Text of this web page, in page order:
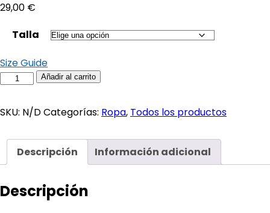
29,00 €
Talla
Size Guide
Camiseta
tirantes
FRAUDE
cantidad
Añadir al carrito
SKU: N/DCategorías: Ropa, Todos los productos
Descripción Información adicional
Descripción